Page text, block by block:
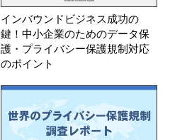
インバウンドビジネス成功の
鍵！中小企業のためのデータ保
護・プライバシー保護規制対応
のポイント